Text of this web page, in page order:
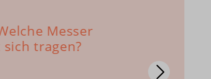
Messer
tragen?